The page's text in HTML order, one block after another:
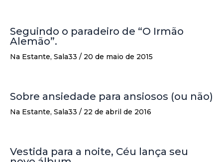
Seguindo o paradeiro de “O Irmão
Alemão”.
Na Estante, Sala33 / 20 de maio de 2015
Sobre ansiedade para ansiosos (ou não)
Na Estante, Sala33 / 22 de abril de 2016
Vestida para a noite, Céu lança seu